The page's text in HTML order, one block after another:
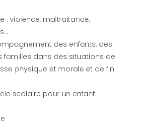
: violence, maltraitance,
des enfants, des
familles dans des situations de
physique et morale et de fin
scolaire pour un enfant